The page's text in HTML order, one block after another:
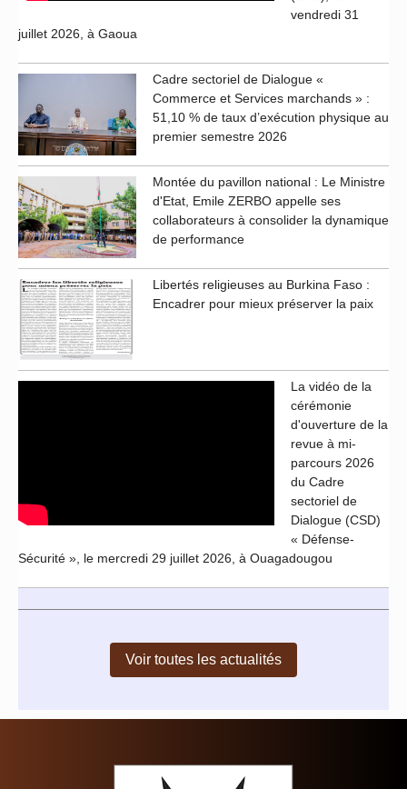
vendredi 31
juillet 2026, à Gaoua
Cadre sectoriel de Dialogue «
Commerce et Services marchands » :
51,10 % de taux d’exécution physique au
premier semestre 2026
Montée du pavillon national : Le Ministre
d'Etat, Emile ZERBO appelle ses
collaborateurs à consolider la dynamique
de performance
Libertés religieuses au Burkina Faso :
Encadrer pour mieux préserver la paix
La vidéo de la
cérémonie
d'ouverture de la
revue à mi-
parcours 2026
du Cadre
sectoriel de
Dialogue (CSD)
« Défense-
Sécurité », le mercredi 29 juillet 2026, à Ouagadougou
Voir toutes les actualités